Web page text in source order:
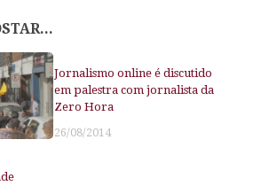
Jornalismo online é discutido
em palestra com jornalista da
Zero Hora
26/08/2014